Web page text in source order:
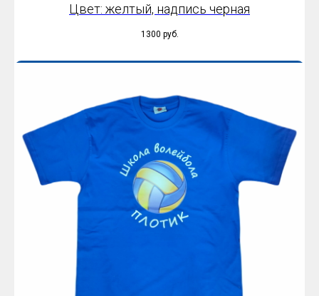
Цвет: желтый, надпись черная
1300 руб.